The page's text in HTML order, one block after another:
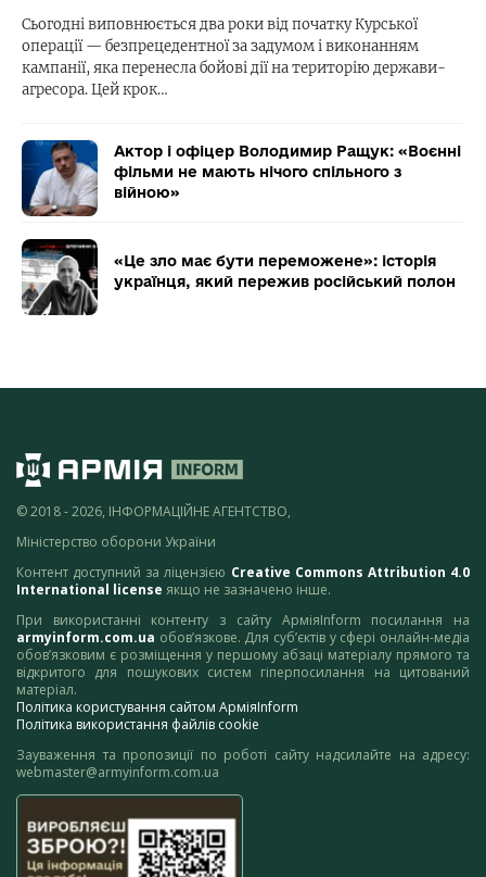
Сьогодні виповнюється два роки від початку Курської
операції — безпрецедентної за задумом і виконанням
кампанії, яка перенесла бойові дії на територію держави-
агресора. Цей крок…
Актор і офіцер Володимир Ращук: «Воєнні
фільми не мають нічого спільного з
війною»
«Це зло має бути переможене»: історія
українця, який пережив російський полон
© 2018 - 2026, ІНФОРМАЦІЙНЕ АГЕНТСТВО,
Міністерство оборони України
Контент доступний за ліцензією Creative Commons Attribution 4.0
International license якщо не зазначено інше.
При використанні контенту з сайту АрміяInform посилання на
armyinform.com.ua обов’язкове. Для суб’єктів у сфері онлайн-медіа
обов’язковим є розміщення у першому абзаці матеріалу прямого та
відкритого для пошукових систем гіперпосилання на цитований
матеріал.
Політика користування сайтом АрміяInform
Політика використання файлів cookie
Зауваження та пропозиції по роботі сайту надсилайте на адресу:
webmaster@armyinform.com.ua